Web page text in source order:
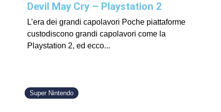
Devil May Cry – Playstation 2
L’era dei grandi capolavori Poche piattaforme
custodiscono grandi capolavori come la
Playstation 2, ed ecco...
Super Nintendo